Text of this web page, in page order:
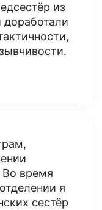
из
доработали
Во время
я
сестёр